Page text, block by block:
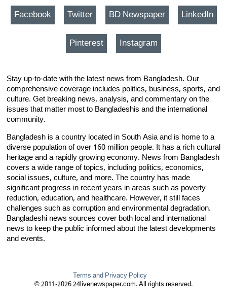
Facebook Twitter BD Newspaper LinkedIn
Pinterest Instagram
Stay up-to-date with the latest news from Bangladesh. Our
comprehensive coverage includes politics, business, sports, and
culture. Get breaking news, analysis, and commentary on the
issues that matter most to Bangladeshis and the international
community.
Bangladesh is a country located in South Asia and is home to a
diverse population of over 160 million people. It has a rich cultural
heritage and a rapidly growing economy. News from Bangladesh
covers a wide range of topics, including politics, economics,
social issues, culture, and more. The country has made
significant progress in recent years in areas such as poverty
reduction, education, and healthcare. However, it still faces
challenges such as corruption and environmental degradation.
Bangladeshi news sources cover both local and international
news to keep the public informed about the latest developments
and events.
Terms and Privacy Policy
© 2011-2026 24livenewspaper.com. All rights reserved.